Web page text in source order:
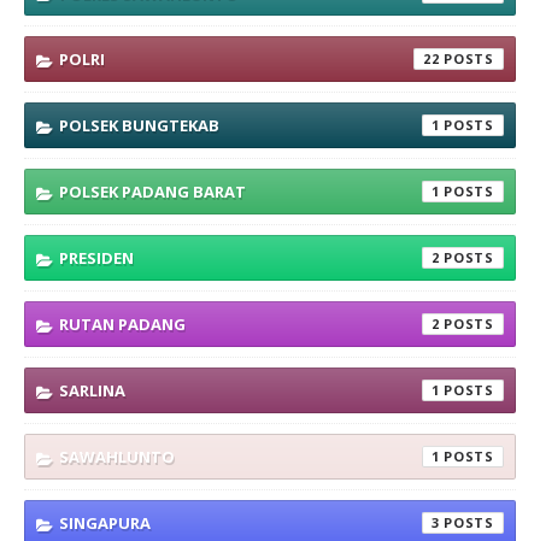
POLRI 22
POLSEK BUNGTEKAB 1
POLSEK PADANG BARAT 1
PRESIDEN 2
RUTAN PADANG 2
SARLINA 1
SAWAHLUNTO 1
SINGAPURA 3